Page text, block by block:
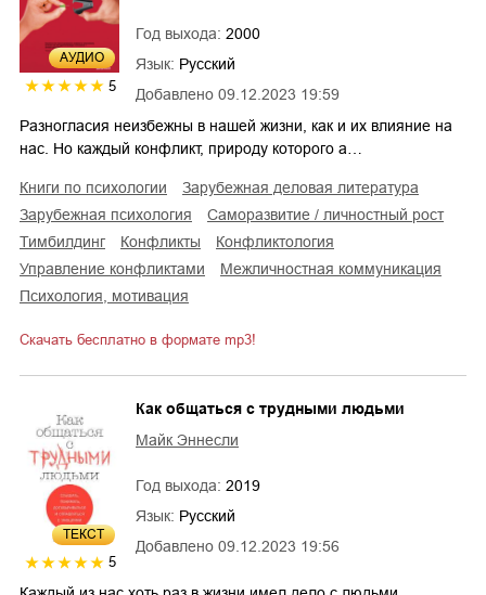
AУДИО
5 Добавлено 09.12.2023 19:59
Год выхода: 2000
Язык: Русский
Разногласия неизбежны в нашей жизни, как и их влияние на
нас. Но каждый конфликт, природу которого а…
книги по психологии
зарубежная деловая литература
зарубежная психология
саморазвитие / личностный рост
тимбилдинг
конфликты
конфликтология
управление конфликтами
межличностная коммуникация
психология, мотивация
Скачать бесплатно в формате mp3!
ТЕКСТ
5
Добавлено 09.12.2023 19:56
Как общаться с трудными людьми
Майк Эннесли
Год выхода: 2019
Язык: Русский